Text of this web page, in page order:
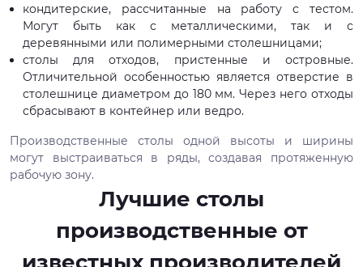
кондитерские, рассчитанные на работу с тестом.
Могут быть как с металлическими, так и с
деревянными или полимерными столешницами;
столы для отходов, пристенные и островные.
Отличительной особенностью является отверстие в
столешнице диаметром до 180 мм. Через него отходы
сбрасывают в контейнер или ведро.
Производственные столы одной высоты и ширины
могут выстраиваться в ряды, создавая протяженную
рабочую зону.
Лучшие столы
производственные от
известных производителей